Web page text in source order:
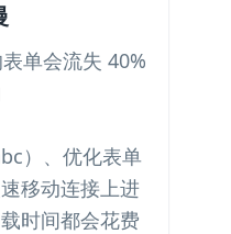
单会流失 40%
）、优化表单
移动连接上进
时间都会花费